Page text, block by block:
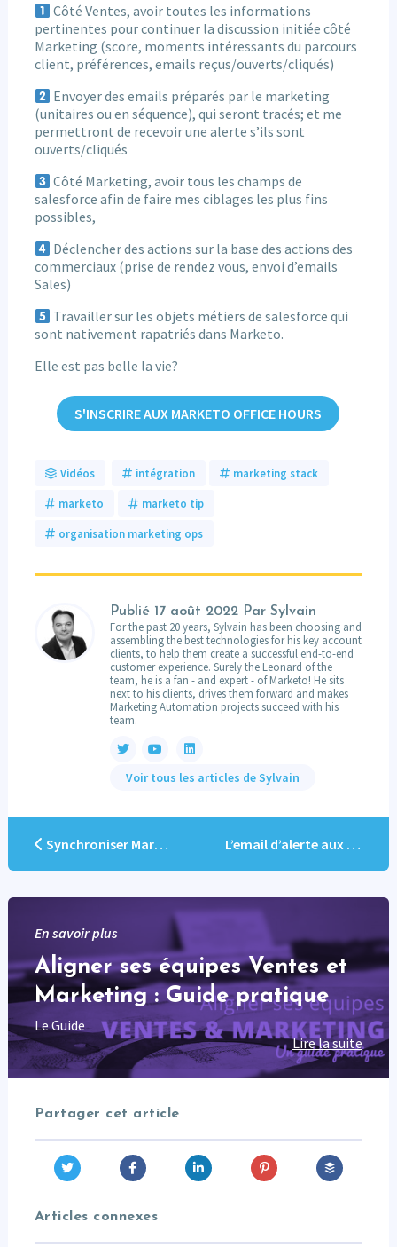
Côté Ventes, avoir toutes les informations
pertinentes pour continuer la discussion initiée côté
Marketing (score, moments intéressants du parcours
client, préférences, emails reçus/ouverts/cliqués)
Envoyer des emails préparés par le marketing
(unitaires ou en séquence), qui seront tracés; et me
permettront de recevoir une alerte s’ils sont
ouverts/cliqués
Côté Marketing, avoir tous les champs de
salesforce afin de faire mes ciblages les plus fins
possibles,
Déclencher des actions sur la base des actions des
commerciaux (prise de rendez vous, envoi d’emails
Sales)
Travailler sur les objets métiers de salesforce qui
sont nativement rapatriés dans Marketo.
Elle est pas belle la vie?
S'INSCRIRE AUX MARKETO OFFICE HOURS
Vidéos intégration marketing stack
marketo marketo tip
organisation marketing ops
Publié 17 août 2022Par Sylvain
For the past 20 years, Sylvain has been choosing and
assembling the best technologies for his key account
clients, to help them create a successful end-to-end
customer experience. Surely the Leonard of the
team, he is a fan - and expert - of Marketo! He sits
next to his clients, drives them forward and makes
Marketing Automation projects succeed with his
team.
Voir tous les articles de Sylvain
Synchroniser Marketo et Salesforce : Un Conte sur le Traité du Roi Arthur L’email d’alerte aux commerciaux
En savoir plus
Aligner ses équipes Ventes et
Marketing : Guide pratique
Le Guide
Lire la suite
Partager cet article
Articles connexes